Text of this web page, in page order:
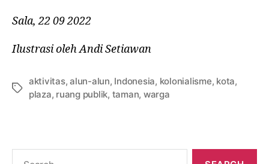
Sala, 22 09 2022
Ilustrasi oleh Andi Setiawan
aktivitas,alun-alun, Indonesia, kolonialisme, kota,
plaza, ruang publik, taman, warga